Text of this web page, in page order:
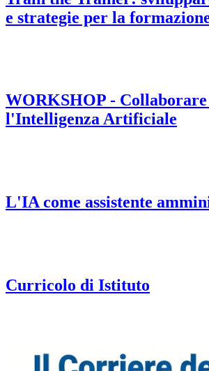
e strategie per la
WORKSHOP - Collaborare
l'Intelligenza Artificiale
L'IA come assistente
Curricolo di Istituto